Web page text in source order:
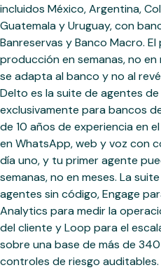
incluidos México, Argentina,
Guatemala y Uruguay, con
Banreservas y Banco Macro.
producción en semanas, no
se adapta al banco y no al
Delto es la suite de agentes
exclusivamente para bancos
de 10 años de experiencia en
en WhatsApp, web y voz con
día uno, y tu primer agente
semanas, no en meses. La
agentes sin código, Engage
Analytics para medir la
del cliente y Loop para el
sobre una base de más de
controles de riesgo auditables.